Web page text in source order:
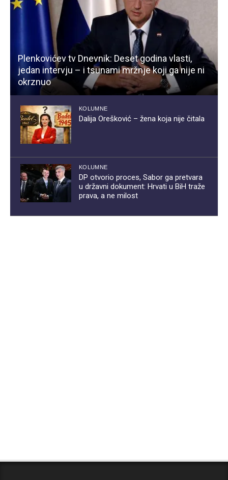
Plenkovićev tv Dnevnik: Deset godina vlasti,
jedan intervju – i tsunami mržnje koji ga nije ni
okrznuo
KOLUMNE
Dalija Orešković – žena koja nije čitala
KOLUMNE
DP otvorio proces, Sabor ga pretvara
u državni dokument: Hrvati u BiH traže
prava, a ne milost